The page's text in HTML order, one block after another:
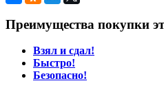
Преимущества покупки
Взял и сдал!
Быстро!
Безопасно!